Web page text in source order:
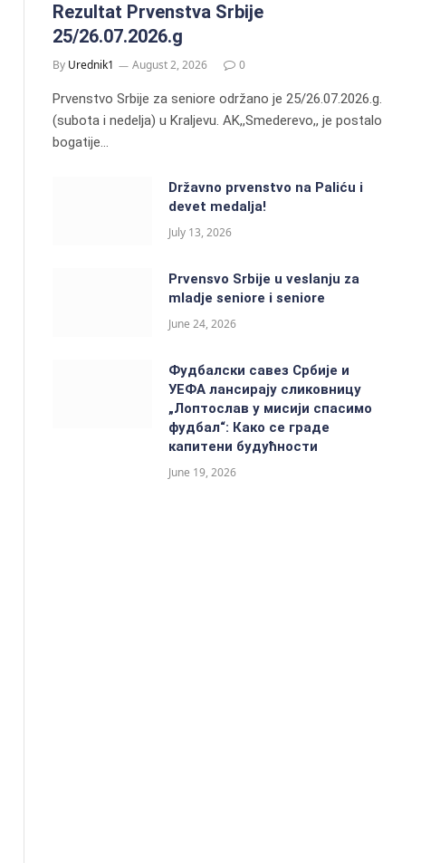
Rezultat Prvenstva Srbije
25/26.07.2026.g
By Urednik1 August 2, 2026 0
Prvenstvo Srbije za seniore održano je 25/26.07.2026.g.
(subota i nedelja) u Kraljevu. AK,,Smederevo,, je postalo
bogatije…
Državno prvenstvo na Paliću i
devet medalja!
July 13, 2026
Prvensvo Srbije u veslanju za
mladje seniore i seniore
June 24, 2026
Фудбалски савез Србије и
УЕФА лансирају сликовницу
„Лоптослав у мисији спасимо
фудбал“: Како се граде
капитени будућности
June 19, 2026